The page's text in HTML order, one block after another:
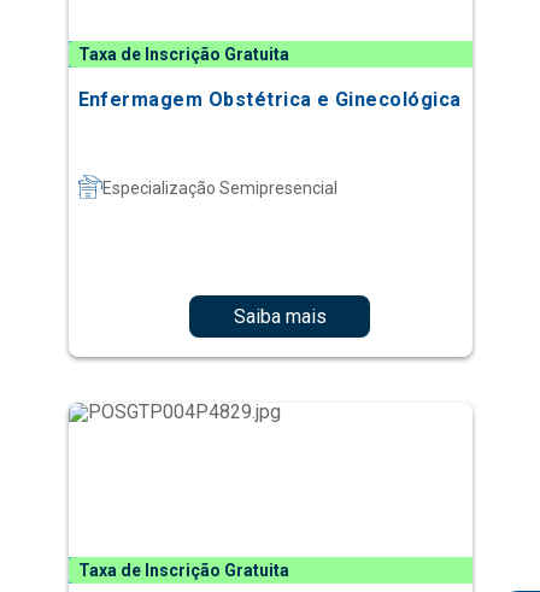
Taxa de Inscrição Gratuita
Enfermagem Obstétrica e Ginecológica
Especialização Semipresencial
Saiba mais
Taxa de Inscrição Gratuita